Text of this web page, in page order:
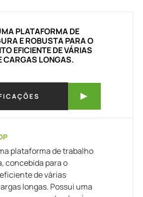
PLATAFORMA DE
E ROBUSTA PARA O
EFICIENTE DE VÁRIAS
CARGAS LONGAS.
plataforma de trabalho
concebida para o
de várias
longas. Possui uma